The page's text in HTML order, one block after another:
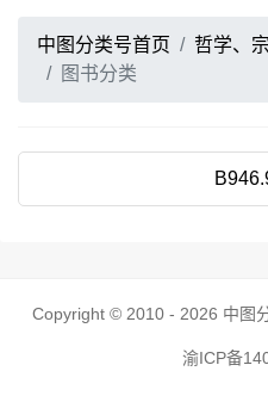
中图分类号首页 哲学、
图书分类
Copyright © 2010 - 2026 中图
渝ICP备